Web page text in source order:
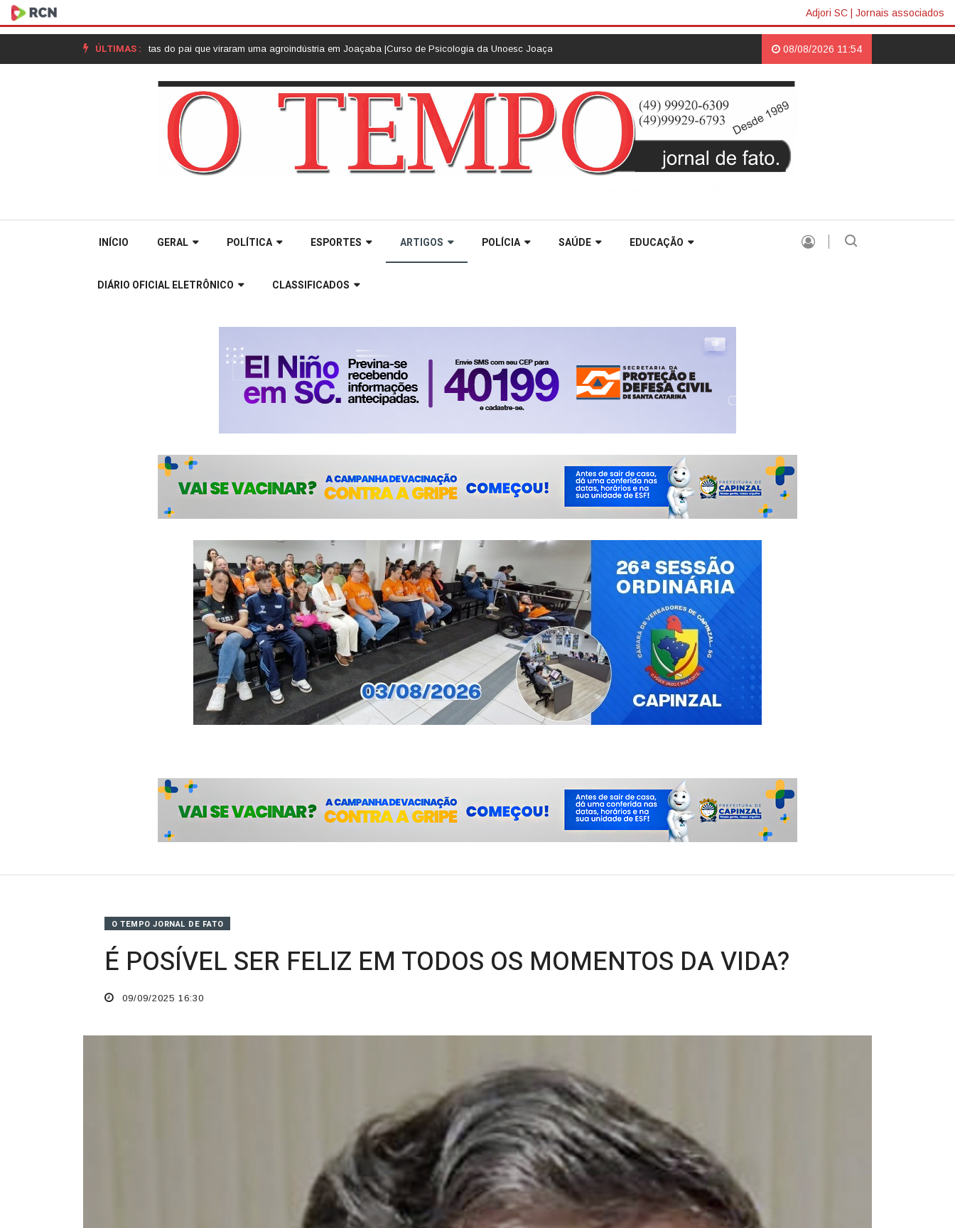
Adjori SC | Jornais associados
ÚLTIMAS :
as receitas do pai que viraram uma agroindústria em Joaçaba |Curso de Psicologia da Unoesc Joaçaba realiza 2ª Cerimônia do Botton | Raimundo Colombo retorna à casa do amigo Neri Luiz Miquelotto e destaca
08/08/2026 11:54
INÍCIO GERAL POLÍTICA ESPORTES ARTIGOS POLÍCIA SAÚDE EDUCAÇÃO
DIÁRIO OFICIAL ELETRÔNICO CLASSIFICADOS
É POSÍVEL SER FELIZ EM TODOS OS MOMENTOS DA VIDA?